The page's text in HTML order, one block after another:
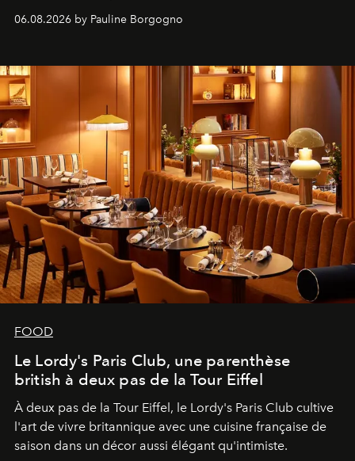
06.08.2026 by Pauline Borgogno
FOOD
Le Lordy's Paris Club, une parenthèse
british à deux pas de la Tour Eiffel
À deux pas de la Tour Eiffel, le Lordy's Paris Club cultive
l'art de vivre britannique avec une cuisine française de
saison dans un décor aussi élégant qu'intimiste.